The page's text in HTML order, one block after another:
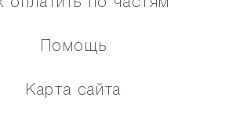
оплатить по частям
Помощь
Карта сайта